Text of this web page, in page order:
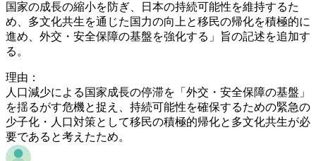
国家の成長の縮小を防ぎ、日本の持続可能性を維持するた
め、多文化共生を通じた国力の向上と移民の帰化を積極的に
進め、外交・安全保障の基盤を強化する」旨の記述を追加す
る。
理由：
人口減少による国家成長の停滞を「外交・安全保障の基盤」
を揺るがす危機と捉え、持続可能性を確保するための緊急の
少子化・人口対策として移民の積極的帰化と多文化共生が必
要であると考えたため。